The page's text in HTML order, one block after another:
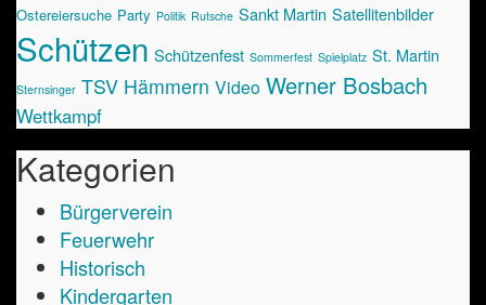
Ostereiersuche Party Politik Rutsche Sankt Martin Satellitenbilder
Schützen Schützenfest Sommerfest Spielplatz St. Martin
Sternsinger TSV Hämmern Video Werner Bosbach
Wettkampf
Kategorien
Bürgerverein
Feuerwehr
Historisch
Kindergarten